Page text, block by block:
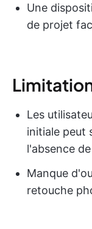
Une
de projet
Les
initiale peut
l'absence
Manque
retouche